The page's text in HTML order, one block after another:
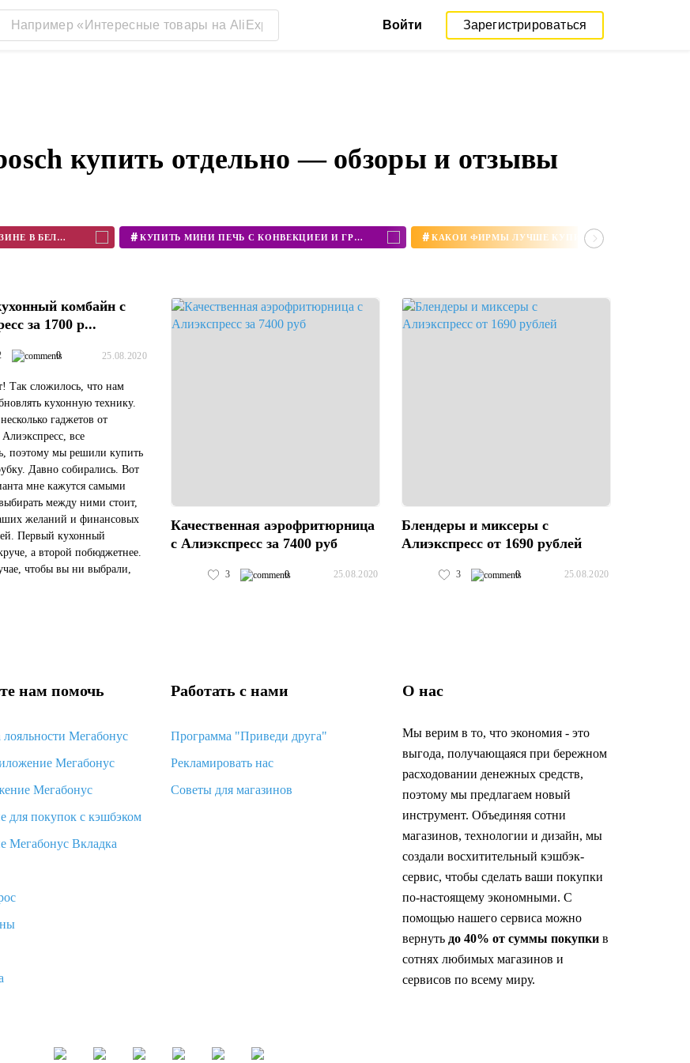
Войти Зарегистрироваться
купить отдельно — обзоры и отзывы
КУПИТЬ БЛЕНДЕР В ИНТЕРНЕТ МАГАЗИНЕ В БЕЛАРУСИ # КУПИТЬ МИНИ ПЕЧЬ С КОНВЕКЦИЕЙ И ГРИЛЕМ #
комбайн с
за 1700 р...
0 25.08.2020
Так сложилось, что нам
кухонную технику.
гаджетов от
все
поэтому мы решили купить
Давно собирались. Вот
мне кажутся самыми
между ними стоит,
желаний и финансовых
Первый кухонный
а второй побюджетнее.
чтобы вы ни выбрали,
Качественная аэрофритюрница
с Алиэкспресс за 7400 руб
3 0 25.08.2020
Блендеры и миксеры с
Алиэкспресс от 1690 рублей
3 0 25.08.2020
нам помочь
Мегабонус
Мегабонус
Мегабонус
для покупок с кэшбэком
Мегабонус Вкладка
Работать с нами
Программа "Приведи друга"
Рекламировать нас
Советы для магазинов
О нас
Мы верим в то, что экономия - это
выгода, получающаяся при бережном
расходовании денежных средств,
поэтому мы предлагаем новый
инструмент. Объединяя сотни
магазинов, технологии и дизайн, мы
создали восхитительный кэшбэк-
сервис, чтобы сделать ваши покупки
по-настоящему экономными. С
помощью нашего сервиса можно
вернуть до 40% от суммы покупкив
сотнях любимых магазинов и
сервисов по всему миру.